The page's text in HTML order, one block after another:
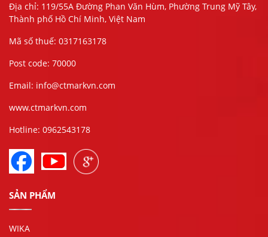
Địa chỉ: 119/55A Đường Phan Văn Hùm, Phường Trung Mỹ Tây,
Thành phố Hồ Chí Minh, Việt Nam
Mã số thuế: 0317163178
Post code: 70000
Email: info@ctmarkvn.com
www.ctmarkvn.com
Hotline: 0962543178
SẢN PHẨM
WIKA